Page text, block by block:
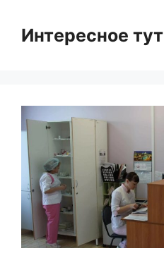
contentИнтересное тут